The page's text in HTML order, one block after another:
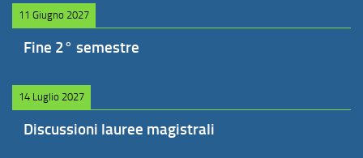
11 Giugno 2027
Fine 2° semestre
14 Luglio 2027
Discussioni lauree magistrali